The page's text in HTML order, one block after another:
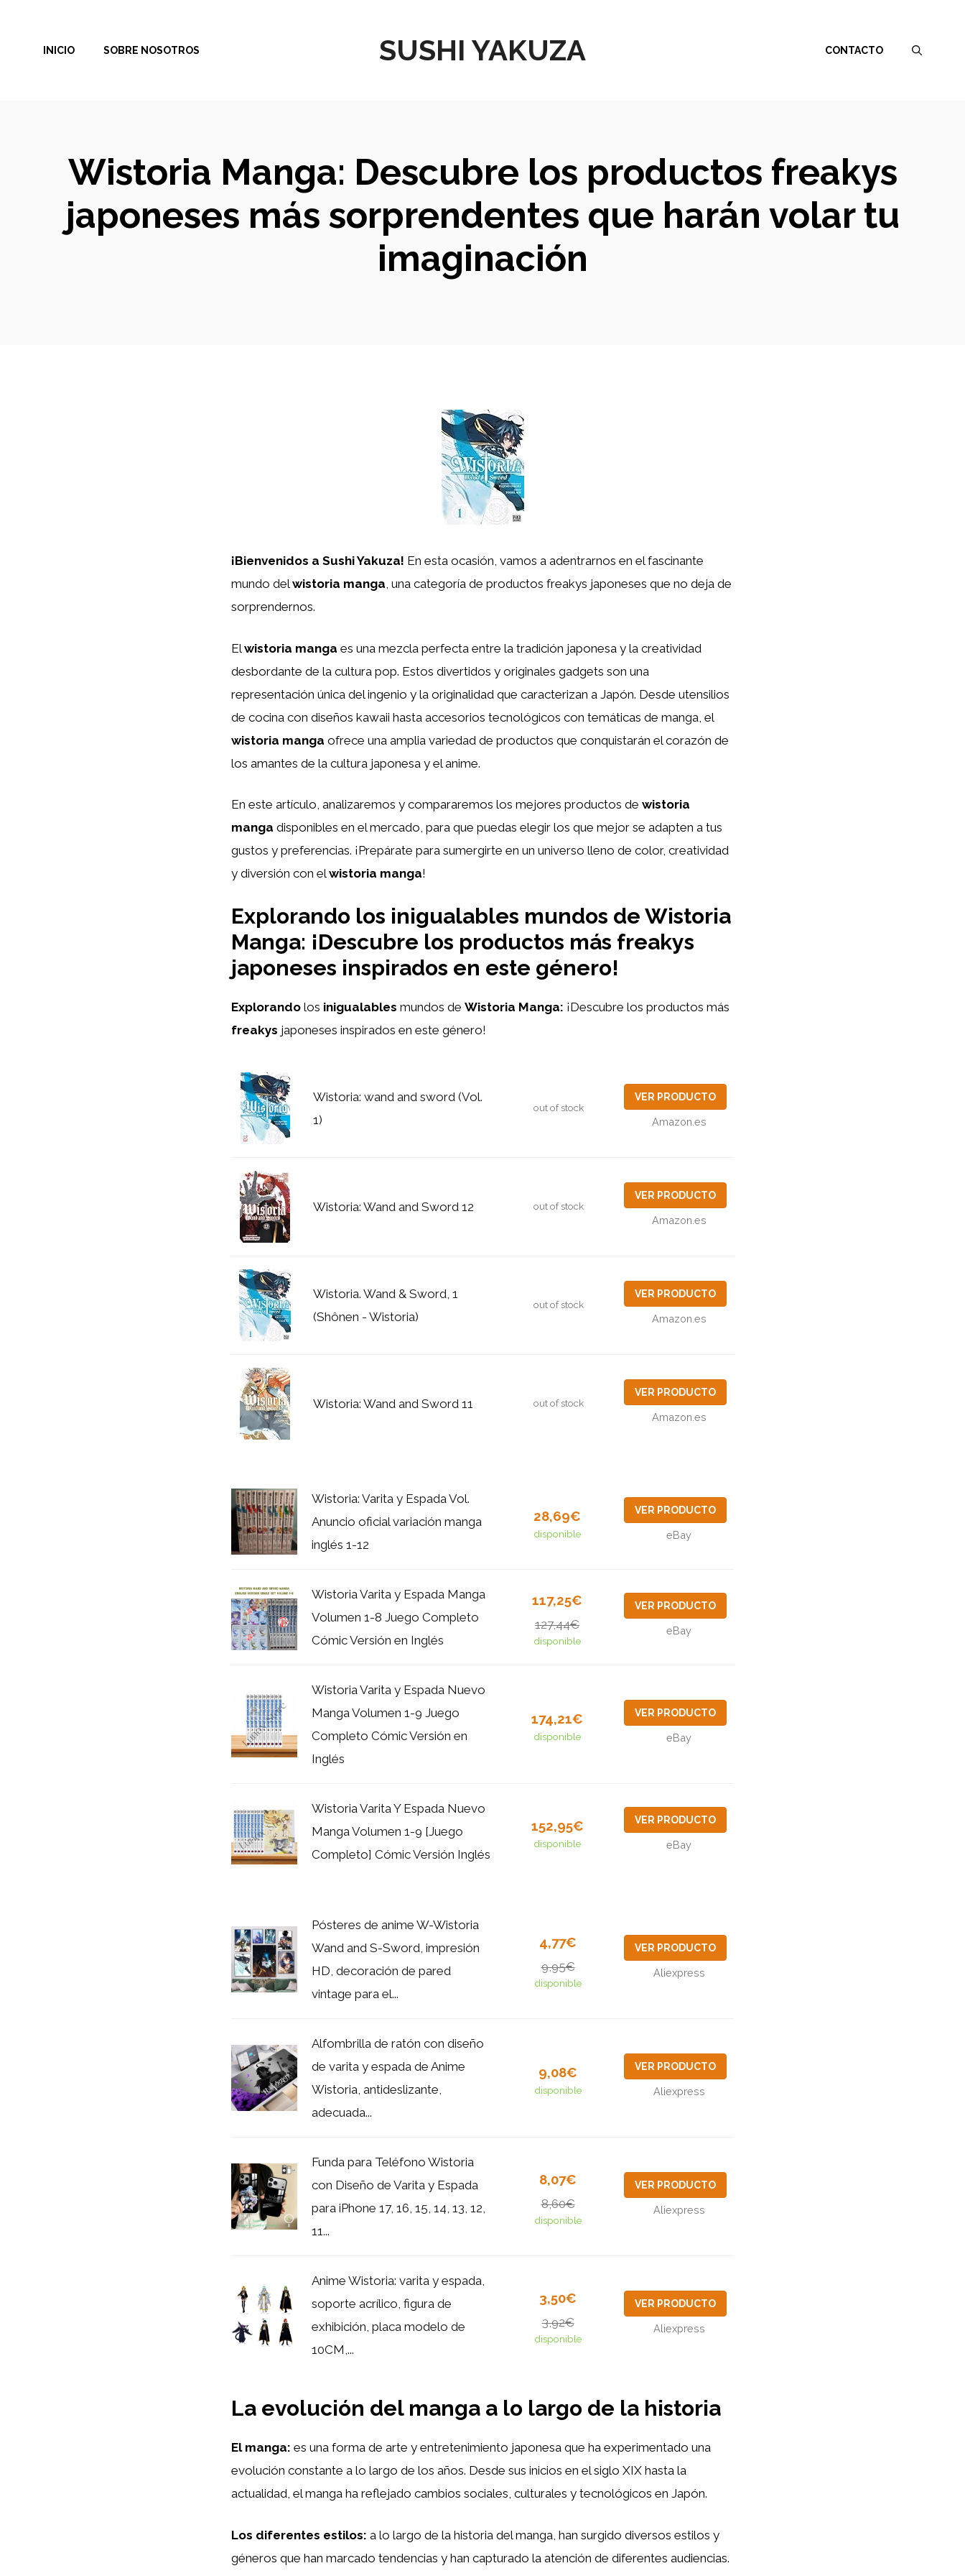
contenido
SUSHI YAKUZA
INICIO SOBRE NOSOTROS CONTACTO
Wistoria Manga: Descubre los productos freakys
japoneses más sorprendentes que harán volar tu
imaginación
¡Bienvenidos a Sushi Yakuza! En esta ocasión, vamos a adentrarnos en el fascinante
mundo delwistoria manga, una categoría de productos freakys japoneses que no deja de
sorprendernos.
Elwistoria manga es una mezcla perfecta entre la tradición japonesa y la creatividad
desbordante de la cultura pop. Estos divertidos y originales gadgets son una
representación única del ingenio y la originalidad que caracterizan a Japón. Desde utensilios
de cocina con diseños kawaii hasta accesorios tecnológicos con temáticas de manga, el
wistoria manga ofrece una amplia variedad de productos que conquistarán el corazón de
los amantes de la cultura japonesa y el anime.
En este artículo, analizaremos y compararemos los mejores productos de wistoria
manga disponibles en el mercado, para que puedas elegir los que mejor se adapten a tus
gustos y preferencias. ¡Prepárate para sumergirte en un universo lleno de color, creatividad
y diversión con elwistoria manga!
Explorando los inigualables mundos de Wistoria
Manga: ¡Descubre los productos más freakys
japoneses inspirados en este género!
Explorando los inigualables mundos de Wistoria Manga: ¡Descubre los productos más
freakys japoneses inspirados en este género!
Wistoria: wand and sword (Vol.
1)
out of stock
VER PRODUCTO
Amazon.es
Wistoria: Wand and Sword 12 out of stock
VER PRODUCTO
Amazon.es
Wistoria. Wand & Sword, 1
(Shônen - Wistoria)
out of stock
VER PRODUCTO
Amazon.es
Wistoria: Wand and Sword 11 out of stock
VER PRODUCTO
Amazon.es
Wistoria: Varita y Espada Vol.
Anuncio oficial variación manga
inglés 1-12
28,69€
disponible
VER PRODUCTO
eBay
Wistoria Varita y Espada Manga
Volumen 1-8 Juego Completo
Cómic Versión en Inglés
117,25€
127,44€
disponible
VER PRODUCTO
eBay
Wistoria Varita y Espada Nuevo
Manga Volumen 1-9 Juego
Completo Cómic Versión en
Inglés
174,21€
disponible
VER PRODUCTO
eBay
Wistoria Varita Y Espada Nuevo
Manga Volumen 1-9 [Juego
Completo] Cómic Versión Inglés
152,95€
disponible
VER PRODUCTO
eBay
Pósteres de anime W-Wistoria
Wand and S-Sword, impresión
HD, decoración de pared
vintage para el...
4,77€
9,95€
disponible
VER PRODUCTO
Aliexpress
Alfombrilla de ratón con diseño
de varita y espada de Anime
Wistoria, antideslizante,
adecuada...
9,08€
disponible
VER PRODUCTO
Aliexpress
Funda para Teléfono Wistoria
con Diseño de Varita y Espada
para iPhone 17, 16, 15, 14, 13, 12,
11...
8,07€
8,60€
disponible
VER PRODUCTO
Aliexpress
Anime Wistoria: varita y espada,
soporte acrílico, figura de
exhibición, placa modelo de
10CM,...
3,50€
3,92€
disponible
VER PRODUCTO
Aliexpress
La evolución del manga a lo largo de la historia
El manga: es una forma de arte y entretenimiento japonesa que ha experimentado una
evolución constante a lo largo de los años. Desde sus inicios en el siglo XIX hasta la
actualidad, el manga ha reflejado cambios sociales, culturales y tecnológicos en Japón.
Los diferentes estilos: a lo largo de la historia del manga, han surgido diversos estilos y
géneros que han marcado tendencias y han capturado la atención de diferentes audiencias.